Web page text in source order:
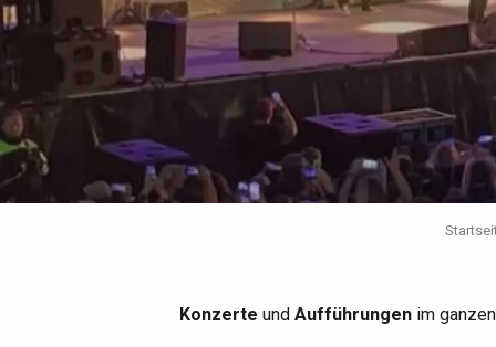
Die gesamte Agenda
Frühling
Wenn es regnet
Unter Freunden
Trendige Orte
Bester Brunch
Restaurants mit
Aufenthalte am Meer
Aufenthalte mit dem
Zug
Fahrradaufenthalte
Konzerte und Aufführungenim